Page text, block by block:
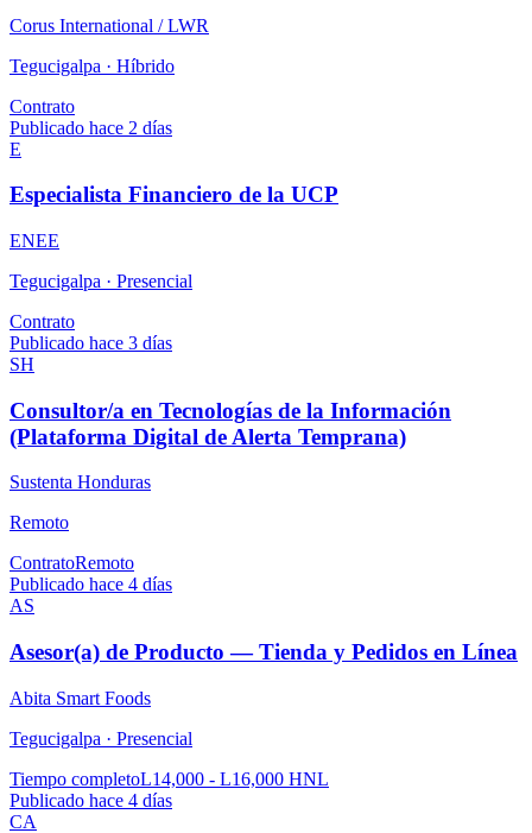
Corus International / LWR
Tegucigalpa · Híbrido
Contrato
Publicado hace 2 días
E
Especialista Financiero de la UCP
ENEE
Tegucigalpa · Presencial
Contrato
Publicado hace 3 días
SH
Consultor/a en Tecnologías de la Información
(Plataforma Digital de Alerta Temprana)
Sustenta Honduras
Remoto
ContratoRemoto
Publicado hace 4 días
AS
Asesor(a) de Producto — Tienda y Pedidos en Línea
Abita Smart Foods
Tegucigalpa · Presencial
Tiempo completoL14,000 - L16,000 HNL
Publicado hace 4 días
CA